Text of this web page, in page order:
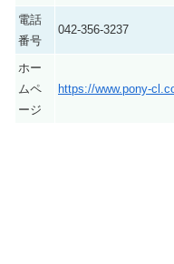
電話
番号
042-356-3237
ホー
ムペ
ージ
https://www.pony-